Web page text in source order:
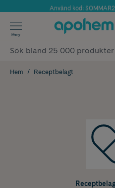
Årets Butik
Använd kod:
✓ Fri
✓ Poäng på
Meny
Hem Receptbelagt